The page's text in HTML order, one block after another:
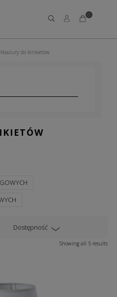
0
Abażury do kinkietów
Dostępność
Showing all 5 results